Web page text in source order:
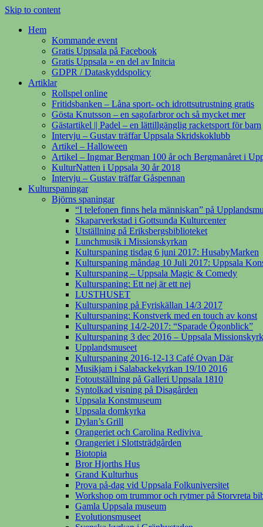
Skip to content
Hem
Kommande event
Gratis Uppsala på Facebook
Gratis Uppsala » en del av Initcia
GDPR / Dataskyddspolicy
Artiklar
Rollspel online
Fritidsbanken – Låna sport- och idrottsutrustning gratis
Gösta Knutsson – en sagofarbror och så mycket mer
Gästartikel || Padel – en lättillgänglig racketsport för barn
Intervju – Gustav träffar Uppsala Skridskoklubb
Artikel – Halloween
Artikel – Ingmar Bergman 100 år och Bergmanåret i
KulturNatten i Uppsala 30 år 2018
Intervju – Gustav träffar Gåspennan
Kulturspaningar
Björns spaningar
“I telefonen finns hela människan” på
Skaparverkstad i Gottsunda Kulturcenter
Utställning på Eriksbergsbiblioteket
Lunchmusik i Missionskyrkan
Kulturspaning tisdag 6 juni 2017: HusabyMarken
Kulturspaning måndag 10 Juli 2017: Uppsala
Kulturspaning – Uppsala Magic & Comedy
Kulturspaning: Ett nej är ett nej
LUSTHUSET
Kulturspaning på Fyriskällan 14/3 2017
Kulturspaning: Konstverk med en touch av konst
Kulturspaning 14/2-2017: “Sparade Ögonblick”
Kulturspaning 3 dec 2016 – Uppsala
Upplandsmuseet
Kulturspaning 2016-12-13 Café Ovan Där
Musikjam i Salabackekyrkan 19/10 2016
Fotoutställning på Galleri Uppsala 1810
Syntolkad visning på Disagården
Uppsala Konstmuseum
Uppsala domkyrka
Dylan’s Grill
Orangeriet och Carolina Rediviva
Orangeriet i Slottsträdgården
Biotopia
Bror Hjorths Hus
Grand Kulturhus
Prova på-dag vid Uppsala Folkuniversitet
Workshop om trummor och rytmer på Storvreta
Gamla Uppsala museum
Evolutionsmuseet